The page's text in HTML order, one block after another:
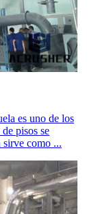
es uno de los
pisos se
sirve como ...